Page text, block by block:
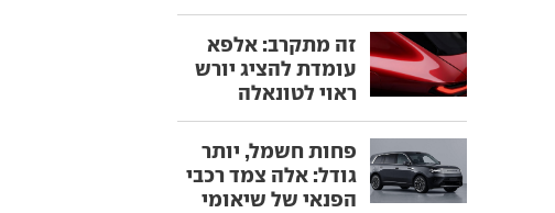
זה מתקרב: אלפא
עומדת להציג יורש
ראוי לטונאלה
פחות חשמל, יותר
גודל: אלה צמד רכבי
הפנאי של שיאומי